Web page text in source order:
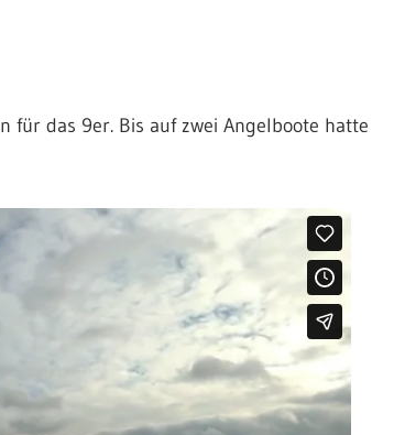
für das 9er. Bis auf zwei Angelboote hatte